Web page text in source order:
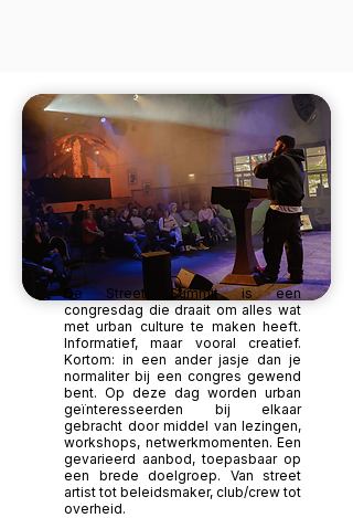
De Street Summit is een
congresdag die draait om alles wat
met urban culture te maken heeft.
Informatief, maar vooral creatief.
Kortom: in een ander jasje dan je
normaliter bij een congres gewend
bent. Op deze dag worden urban
geïnteresseerden bij elkaar
gebracht door middel van lezingen,
workshops, netwerkmomenten. Een
gevarieerd aanbod, toepasbaar op
een brede doelgroep. Van street
artist tot beleidsmaker, club/crew tot
overheid.